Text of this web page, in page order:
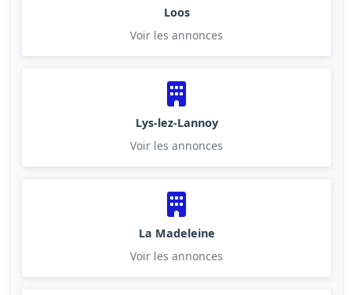
Loos
Voir les annonces
Lys-lez-Lannoy
Voir les annonces
La Madeleine
Voir les annonces